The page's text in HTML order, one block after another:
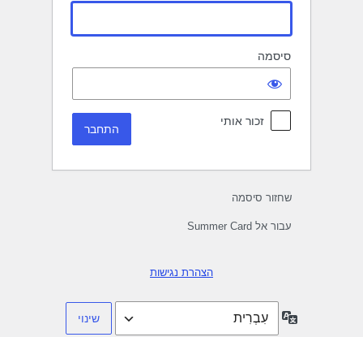
סיסמה
זכור אותי
שחזור סיסמה
עבור אל Summer Card
הצהרת נגישות
שפה